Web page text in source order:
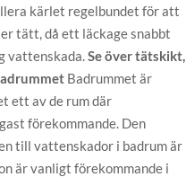
kärlet regelbundet för att
tätt, då ett läckage snabbt
vattenskada.Se över tätskikt,
Badrummet är
ett av de rum där
förekommande. Den
till vattenskador i badrum är
är vanligt förekommande i